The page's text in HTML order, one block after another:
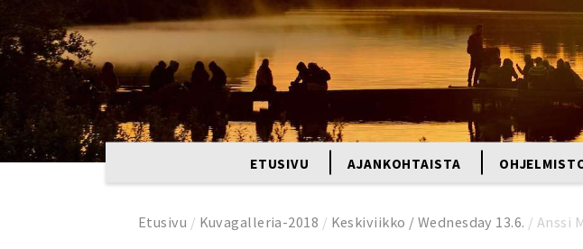
ETUSIVU AJANKOHTAISTA
Etusivu / Kuvagalleria-2018 / Keskiviikko / Wednesday 13.6. / Anssi